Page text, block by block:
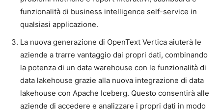
funzionalità di business intelligence self-service in
qualsiasi applicazione.
La nuova generazione di OpenText Vertica aiuterà le
aziende a trarre vantaggio dai propri dati, combinando
la potenza di un data warehouse con le funzionalità di
data lakehouse grazie alla nuova integrazione di data
lakehouse con Apache Iceberg. Questo consentirà alle
aziende di accedere e analizzare i propri dati in modo